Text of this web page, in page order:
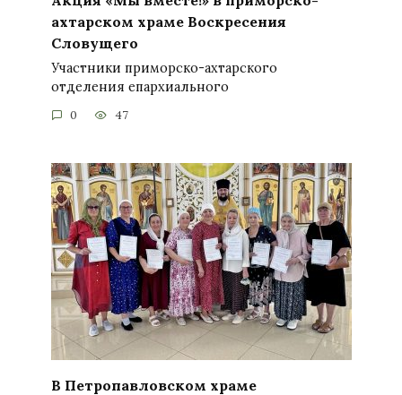
ахтарском храме Воскресения
Словущего
Участники приморско-ахтарского
отделения епархиального
0 47
В Петропавловском храме